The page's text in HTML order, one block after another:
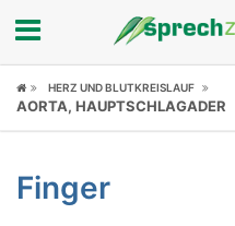
Fokus
Symptome
HERZ UND BLUTKREISLAUF
AORTA, HAUPTSCHLAGADER
Finger